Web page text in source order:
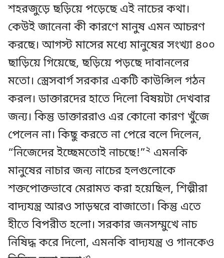
শহরজুড়ে ছড়িয়ে পড়েছে এই নাচের কথা।
কেউই জানেনা কী কারণে মানুষ এমন আচরণ
করছে। আগস্ট মাসের মধ্যে মানুষের সংখ্যা ৪০০
ছাড়িয়ে গিয়েছে, ছড়িয়ে পড়ছে দাবানলের
মতো। স্ত্রেসবার্গ সরকার একটি কাউন্সিল গঠন
করল। ডাক্তারদের হাতে দিলো বিষয়টা দেখবার
জন্য। কিন্তু ডাক্তাররাও এর কোনো কারণ খুঁজে
পেলেন না। কিছু করতে না পেরে বলে দিলেন,
“নিজেদের ইচ্ছেমতোই নাচছে!”২ এমনকি
মানুষের নাচার জন্য নাচের হলগুলোকে
শক্তপোক্তভাবে মেরামত করা হয়েছিল, শিল্পীরা
বাদ্যযন্ত্র আরও সাড়ম্বরে বাজাতো। কিন্তু এতে
হীতে বিপরীত হলো। সরকার জনসম্মুখে নাচ
নিষিদ্ধ করে দিলো, এমনকি বাদ্যযন্ত্র ও গানকেও